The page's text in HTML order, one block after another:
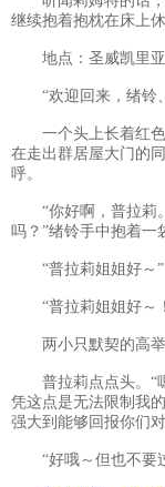
继续抱着抱枕在床上休
地点：圣威凯里亚
“欢迎回来，绪铃
一个头上长着红色
在走出群居屋大门的
呼。
“你好啊，普拉莉。
吗？”绪铃手中抱着一
“普拉莉姐姐好～”
“普拉莉姐姐好～
两小只默契的高举
普拉莉点点头。“嗯
凭这点是无法限制我
强大到能够回报你们
“好哦～但也不要过